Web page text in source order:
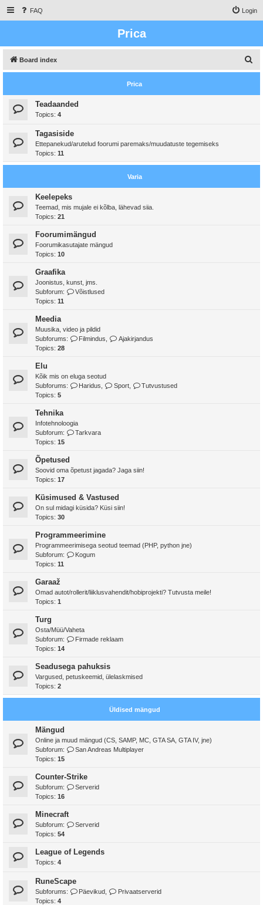
FAQ Login
Prica
Board index
e
Prica
Teadaanded
Topics: 4
Tagasiside
Ettepanekud/arutelud foorumi paremaks/muudatuste tegemiseks
Topics: 11
Varia
Keelepeks
Teemad, mis mujale ei kõlba, lähevad siia.
Topics: 21
Foorumimängud
Foorumikasutajate mängud
Topics: 10
Graafika
Joonistus, kunst, jms.
Subforum:
Võistlused
Topics: 11
Meedia
Muusika, video ja pildid
Subforums:
Filmindus
Ajakirjandus
Topics: 28
Elu
Kõik mis on eluga seotud
Subforums:
Haridus Sport,
Tutvustused
Topics: 5
Tehnika
Infotehnoloogia
Subforum:
Tarkvara
Topics: 15
Õpetused
Soovid oma õpetust jagada? Jaga siin!
Topics: 17
Küsimused & Vastused
On sul midagi küsida? Küsi siin!
Topics: 30
Programmeerimine
Programmeerimisega seotud teemad (PHP, python jne)
Subforum:
Kogum
Topics: 11
Garaaž
Omad autot/rollerit/liiklusvahendit/hobiprojekti? Tutvusta meile!
Topics: 1
Turg
Osta/Müü/Vaheta
Subforum:
Firmade reklaam
Topics: 14
Seadusega pahuksis
Vargused, petuskeemid, ülelaskmised
Topics: 2
Üldised mängud
Mängud
Online ja muud mängud (CS, SAMP, MC, GTA SA, GTA IV, jne)
Subforum:
San Andreas Multiplayer
Topics: 15
Counter-Strike
Subforum:
Serverid
Topics: 16
Minecraft
Subforum:
Serverid
Topics: 54
League of Legends
Topics: 4
RuneScape
Subforums: Päevikud
Privaatserverid
Topics: 4